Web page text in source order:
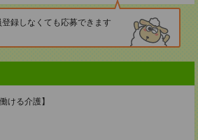
登録しなくても応募できます
ける介護】